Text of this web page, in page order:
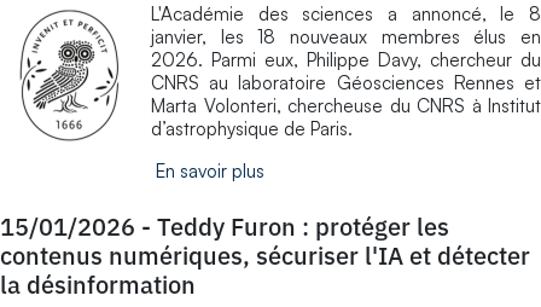
L'Académie des sciences a annoncé, le 8
janvier, les 18 nouveaux membres élus en
2026. Parmi eux, Philippe Davy, chercheur du
CNRS au laboratoire Géosciences Rennes et
Marta Volonteri, chercheuse du CNRS à Institut
d’astrophysique de Paris.
En savoir plus
15/01/2026 - Teddy Furon : protéger les
contenus numériques, sécuriser l'IA et détecter
la désinformation